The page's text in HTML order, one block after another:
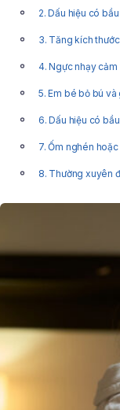
2. Dấu hiệu có
3. Tăng kích
4. Ngực nhạy cảm
5. Em bé bỏ bú
6. Dấu hiệu có
7. Ốm nghén
8. Thường xuyên